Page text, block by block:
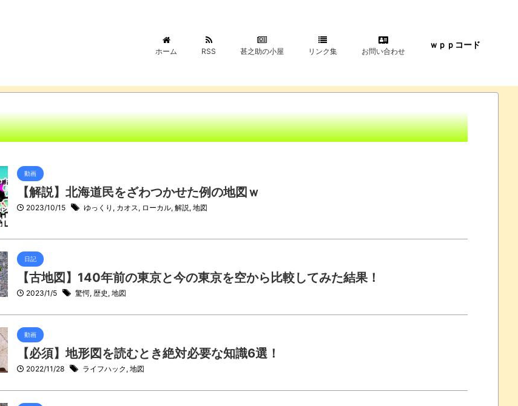
ホーム RSS 甚之助の小屋 リンク集 お問い合わせ
ｗｐｐコード
動画
【解説】北海道民をざわつかせた例の地図ｗ
2023/10/15 ゆっくり , カオス , ローカル, 解説, 地図
日記
【古地図】140年前の東京と今の東京を空から比較してみた結果！
2023/1/5 驚愕, 歴史 , 地図
動画
【必須】地形図を読むとき絶対必要な知識6選！
2022/11/28 ライフハック , 地図